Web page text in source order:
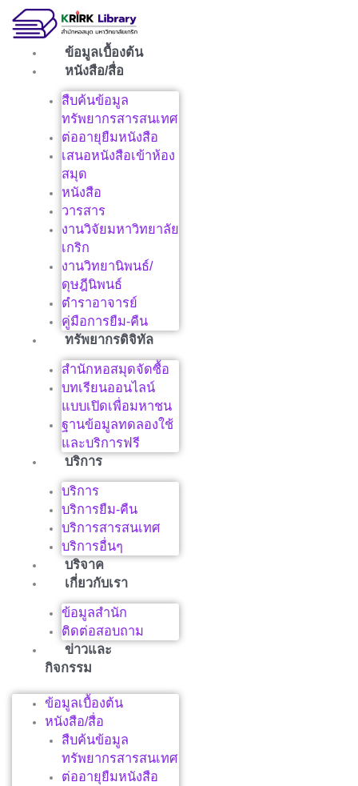
ข้อมูลเบื้องต้น
หนังสือ/สื่อ
สืบค้นข้อมูล
ทรัพยากรสารสนเทศ
ต่ออายุยืมหนังสือ
เสนอหนังสือเข้าห้อง
สมุด
หนังสือ
วารสาร
งานวิจัยมหาวิทยาลัย
เกริก
งานวิทยานิพนธ์/
ดุษฎีนิพนธ์
ตำราอาจารย์
คู่มือการยืม-คืน
ทรัพยากรดิจิทัล
สำนักหอสมุดจัดซื้อ
บทเรียนออนไลน์
แบบเปิดเพื่อมหาชน
ฐานข้อมูลทดลองใช้
และบริการฟรี
บริการ
บริการ
บริการยืม-คืน
บริการสารสนเทศ
บริการอื่นๆ
บริจาค
เกี่ยวกับเรา
ข้อมูลสำนัก
ติดต่อสอบถาม
ข่าวและ
กิจกรรม
ข้อมูลเบื้องต้น
หนังสือ/สื่อ
สืบค้นข้อมูล
ทรัพยากรสารสนเทศ
ต่ออายุยืมหนังสือ